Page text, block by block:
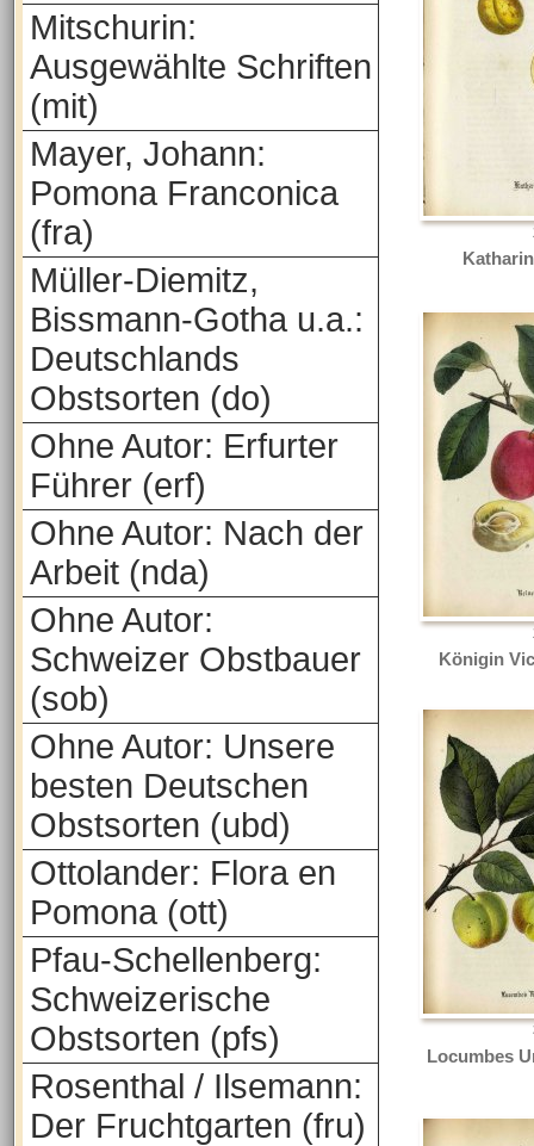
Mitschurin:
Ausgewählte Schriften
(mit)
Mayer, Johann:
Pomona Franconica
(fra)
Müller-Diemitz,
Bissmann-Gotha u.a.:
Deutschlands
Obstsorten (do)
Ohne Autor: Erfurter
Führer (erf)
Ohne Autor: Nach der
Arbeit (nda)
Ohne Autor:
Schweizer Obstbauer
(sob)
Ohne Autor: Unsere
besten Deutschen
Obstsorten (ubd)
Ottolander: Flora en
Pomona (ott)
Pfau-Schellenberg:
Schweizerische
Obstsorten (pfs)
Rosenthal / Ilsemann:
Der Fruchtgarten (fru)
Königin
Locumbes